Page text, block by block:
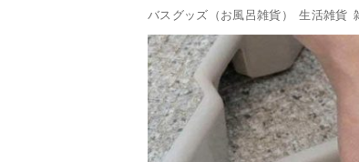
バスグッズ（お風呂雑貨） 生活雑貨